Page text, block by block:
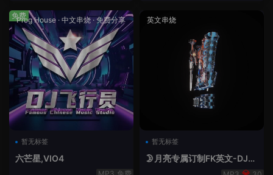
Prog House · 中文串烧·免费分享
暂无标签
六芒星,VIO4
免费 英文串烧
暂无标签
🌛月亮专属订制FK英文-DJ老